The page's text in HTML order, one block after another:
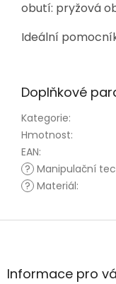
obutí: pryžová
Ideální
Doplňkové
Kategorie:
Hmotnost:
EAN:
? Manipulační
? Materiál:
Z
aInformace pro